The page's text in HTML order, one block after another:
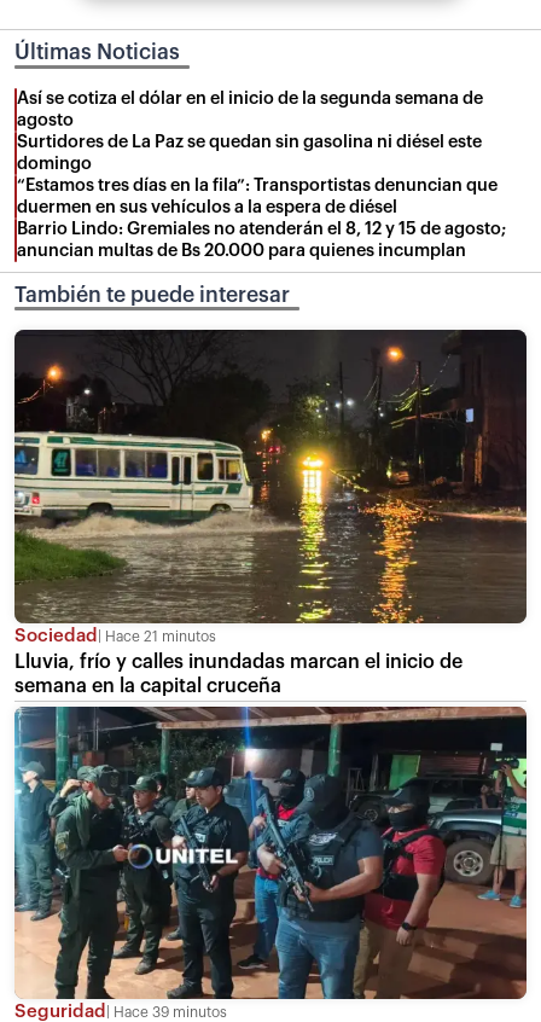
Últimas Noticias
Así se cotiza el dólar en el inicio de la segunda semana de
agosto
Surtidores de La Paz se quedan sin gasolina ni diésel este
domingo
“Estamos tres días en la fila”: Transportistas denuncian que
duermen en sus vehículos a la espera de diésel
Barrio Lindo: Gremiales no atenderán el 8, 12 y 15 de agosto;
anuncian multas de Bs 20.000 para quienes incumplan
También te puede interesar
Sociedad Hace 21 minutos
Lluvia, frío y calles inundadas marcan el inicio de
semana en la capital cruceña
Seguridad Hace 39 minutos